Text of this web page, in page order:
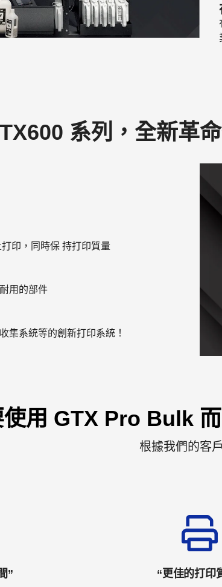
系列，全新革
印，同時保 持打印質量
用的部件
集系統等的創新打印系統！
用 GTX Pro Bulk
根據我們的客
” “更佳的打印